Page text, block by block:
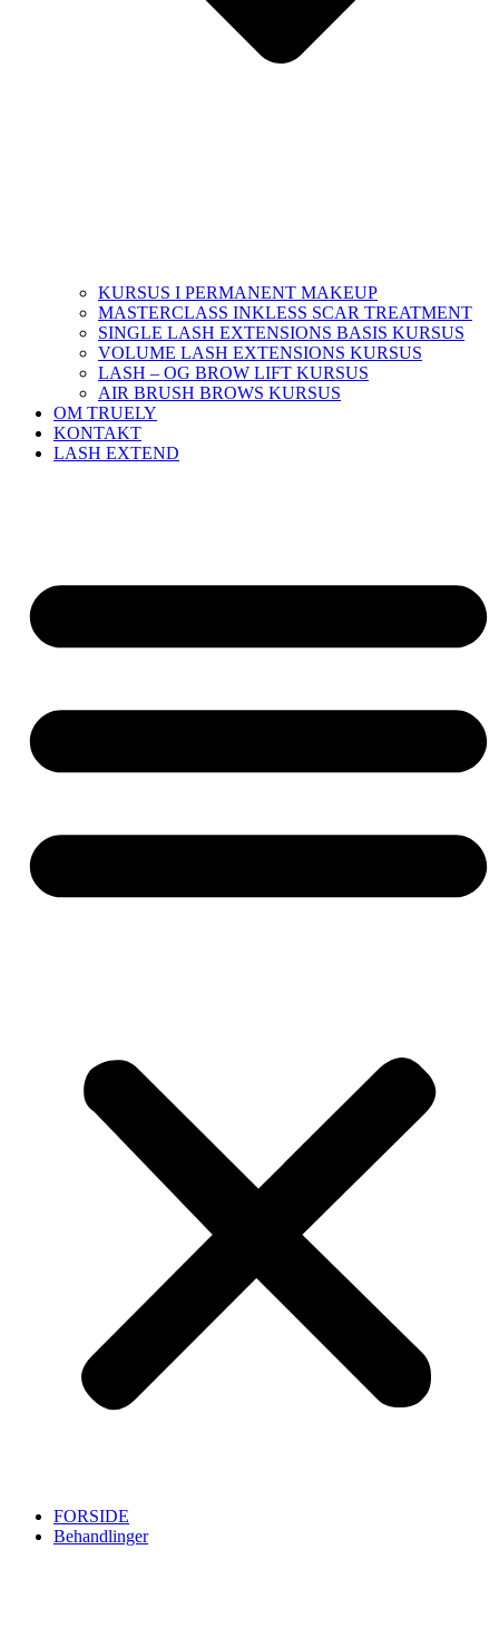
KURSUS I PERMANENT MAKEUP
MASTERCLASS INKLESS SCAR TREATMENT
SINGLE LASH EXTENSIONS BASIS KURSUS
VOLUME LASH EXTENSIONS KURSUS
LASH – OG BROW LIFT KURSUS
AIR BRUSH BROWS KURSUS
OM TRUELY
KONTAKT
LASH EXTEND
FORSIDE
Behandlinger